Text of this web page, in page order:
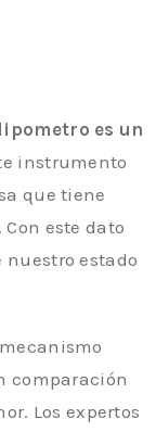
es un
instrumento
que tiene
este dato
estado
comparación
Los expertos